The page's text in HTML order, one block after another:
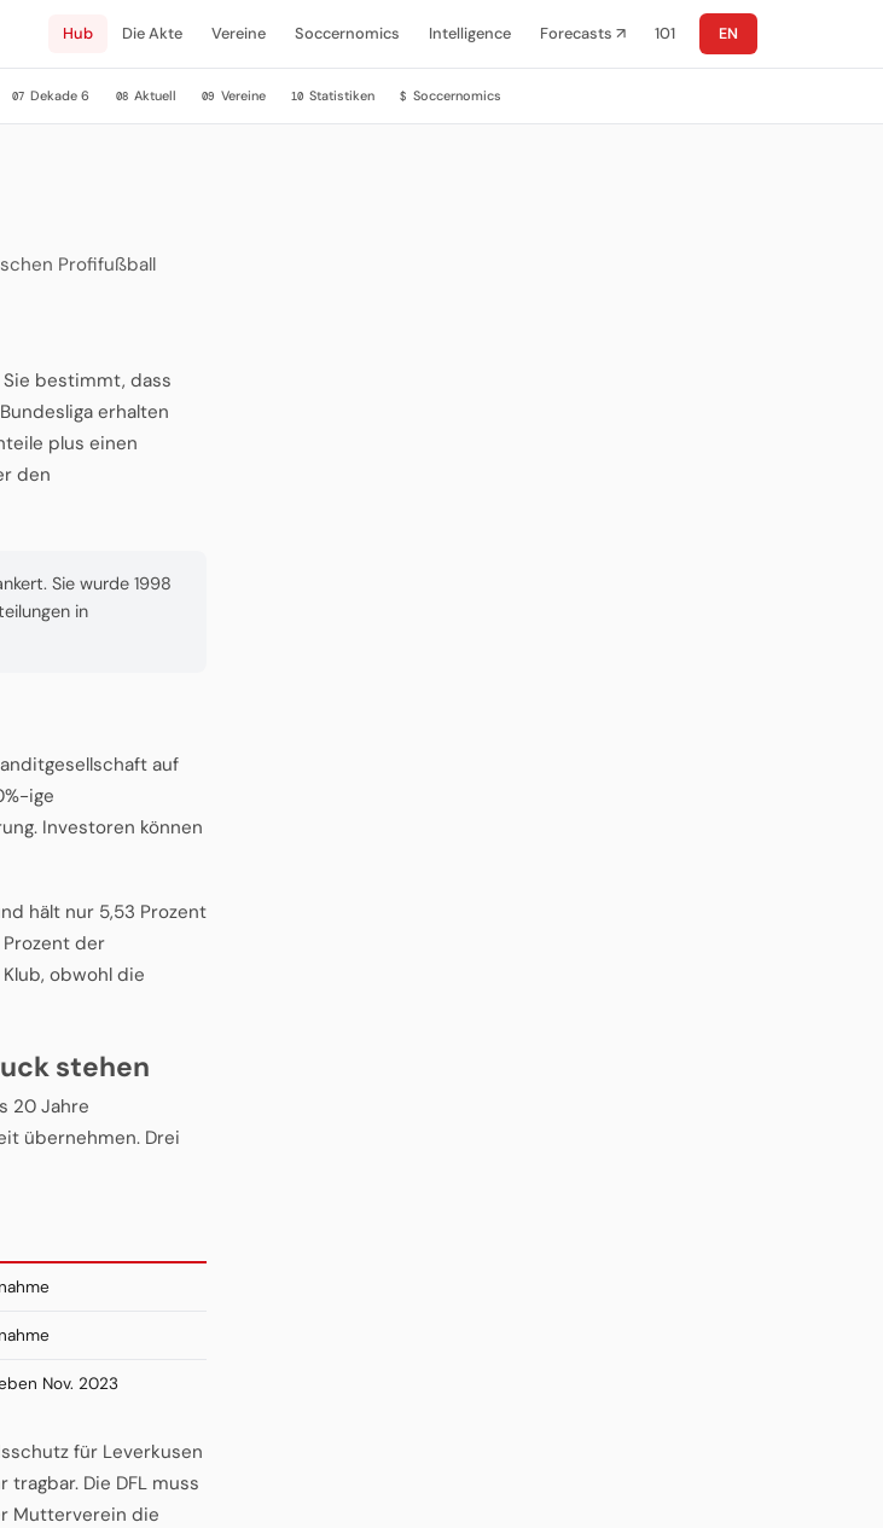
Hub Die Akte Vereine Soccernomics Intelligence Forecasts ↗ 101 EN
07 Dekade 6 08 Aktuell 09 Vereine 10 Statistiken $ Soccernomics
Profifußball
bestimmt, dass
erhalten
plus einen
den
Sie wurde 1998
in
auf
ige
Investoren können
hält nur 5,53 Prozent
der
obwohl die
stehen
20 Jahre
übernehmen. Drei
Nov. 2023
für Leverkusen
Die DFL muss
Mutterverein die